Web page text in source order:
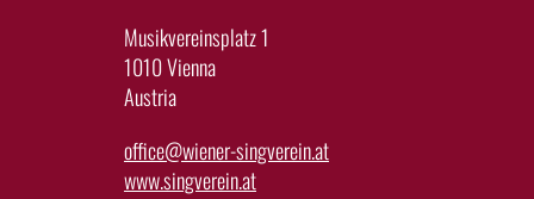
Musikvereinsplatz 1
1010 Vienna
Austria
office@wiener-singverein.at
www.singverein.at